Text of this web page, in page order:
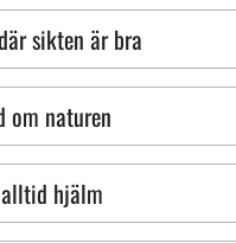
sikten är bra
om naturen
hjälm